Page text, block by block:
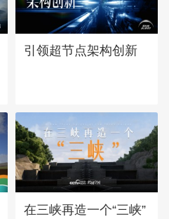
引领超节点架构创新
在三峡再造一个“三峡”